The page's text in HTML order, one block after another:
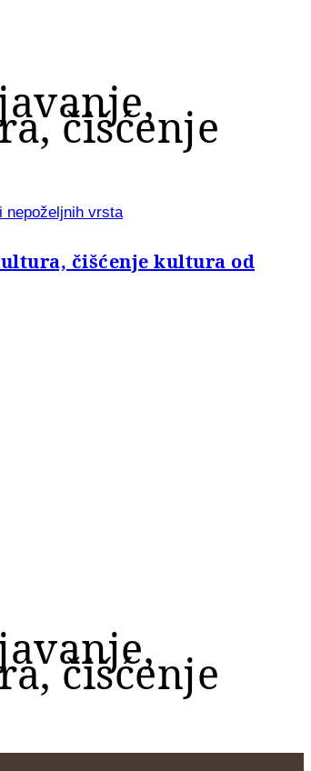
čišćenje
nepoželjnih vrsta
čišćenje kultura od
čišćenje